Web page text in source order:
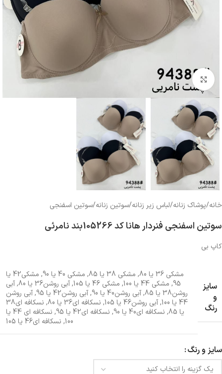
بزرگنمایی تصویر
خانه/پوشاک زنانه/لباس زیر زنانه/سوتین زنانه/سوتین اسفنجی
سوتین اسفنجی فنردار هانا کد 105266بند نامرئی
کاپ بی
سایز
و
رنگ
مشکی 36 یا 80 , مشکی 38 یا 85 , مشکی 40 یا 90 ,
مشکی42 یا
95
, مشکی 44 یا 100 , مشکی 46 یا 105 ,آبی روشن36 یا 80 ,آبی
روشن38 یا 85
,آبی روشن40 یا 90 ,آبی روشن42 یا 95 ,آبی روشن
44 یا 100
,آبی روشن46 یا 105 , نسکافه ای36 یا 80 ,
نسکافه ای38
یا 85
, نسکافه ای40 یا 90 , نسکافه ای42 یا 95 ,
نسکافه ای 44 یا
100
, نسکافه ای46 یا 105
سایز و رنگ